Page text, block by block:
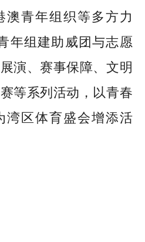
澳青年组织等多方力
年组建助威团与志愿
演、赛事保障、文明
等系列活动，以青春
湾区体育盛会增添活